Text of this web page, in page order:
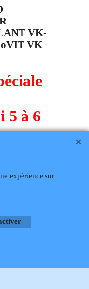
VAILLANT
VK
Jean-Paul GUY
expérience sur